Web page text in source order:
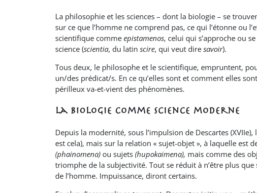
La philosophie et les sciences – dont la biologie – se
sur ce que l’homme ne comprend pas, ce qui l’étonne ou
scientifique comme epistamenos, celui qui s’approche ou
science (scientia, du latin scire, qui veut dire savoir).
Tous deux, le philosophe et le scientifique, empruntent,
un/des prédicat/s. En ce qu’elles sont et comment elles
périlleux va-et-vient des phénomènes.
La biologie comme science moderne
Depuis la modernité, sous l’impulsion de Descartes
est cela), mais sur la relation « sujet-objet », à laquelle est
(phainomena) ou sujets (hupokaimena), mais comme des
triomphe de la subjectivité. Tout se réduit à n’être plus
de l’homme. Impuissance, diront certains.